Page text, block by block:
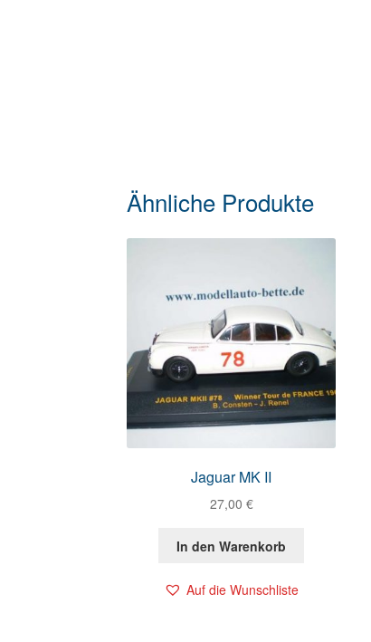
Ähnliche Produkte
Jaguar MK II
27,00 €
In den Warenkorb
Auf die Wunschliste